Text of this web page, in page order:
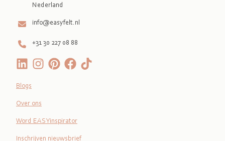
Nederland
info@easyfelt.nl
+31 30 227 08 88
Blogs
Over ons
Word EASYinspirator
Inschrijven nieuwsbrief